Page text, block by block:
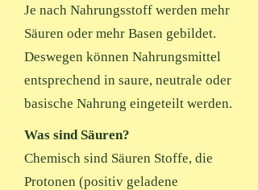
Je nach Nahrungsstoff werden mehr
Säuren oder mehr Basen gebildet.
Deswegen können Nahrungsmittel
entsprechend in saure, neutrale oder
basische Nahrung eingeteilt werden.
Was sind Säuren?
Chemisch sind Säuren Stoffe, die
Protonen (positiv geladene